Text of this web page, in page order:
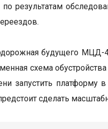
результатам
будущего МЦД-
схема
запустить платформу
сделать